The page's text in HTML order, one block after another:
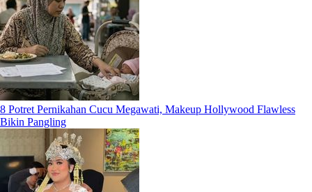
8 Potret Pernikahan Cucu Megawati, Makeup Hollywood Flawless
Bikin Pangling